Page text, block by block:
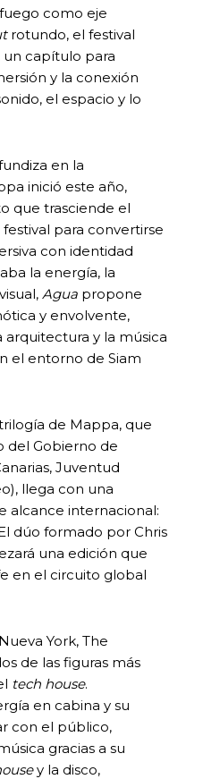
como eje
rotundo, el festival
un capítulo para
y la conexión
el espacio y lo
en la
inició este año,
que trasciende el
para convertirse
con identidad
la energía, la
Agua propone
y envolvente,
y la música
el entorno de Siam
de Mappa, que
del Gobierno de
Juventud
llega con una
alcance internacional:
dúo formado por Chris
una edición que
en el circuito global
York, The
de las figuras más
tech house.
en cabina y su
con el público,
gracias a su
y la disco,